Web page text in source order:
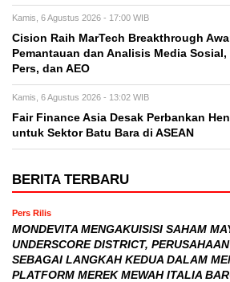
Kamis, 6 Agustus 2026 - 17:00 WIB
Cision Raih MarTech Breakthrough
Pemantauan dan Analisis Media
Pers, dan AEO
Kamis, 6 Agustus 2026 - 13:02 WIB
Fair Finance Asia Desak Perbankan
untuk Sektor Batu Bara di ASEAN
BERITA TERBARU
Pers Rilis
MONDEVITA MENGAKUISISI SAHAM
UNDERSCORE DISTRICT,
SEBAGAI LANGKAH KEDUA DALAM
PLATFORM MEREK MEWAH ITALIA